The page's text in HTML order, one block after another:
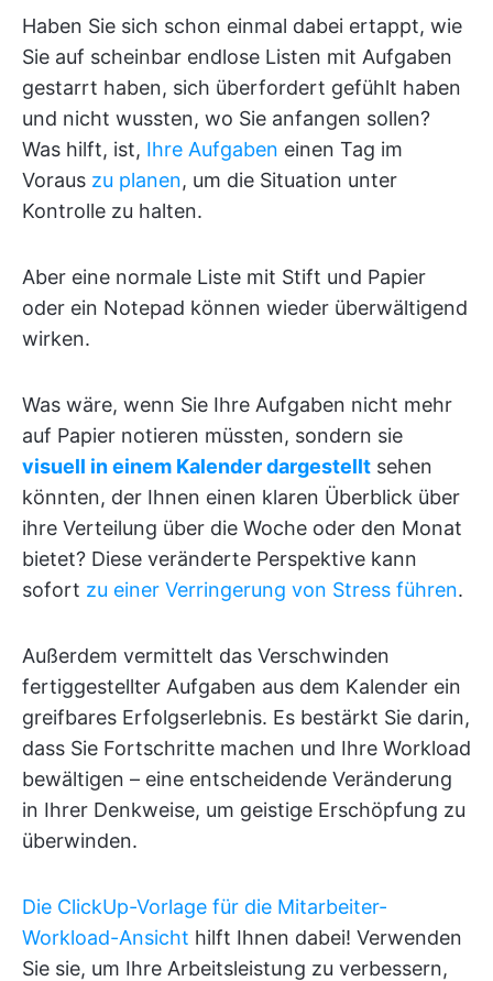
Haben Sie sich schon einmal dabei ertappt, wie
Sie auf scheinbar endlose Listen mit Aufgaben
gestarrt haben, sich überfordert gefühlt haben
und nicht wussten, wo Sie anfangen sollen?
Was hilft, ist, Ihre Aufgaben einen Tag im
Voraus zu planen, um die Situation unter
Kontrolle zu halten.
Aber eine normale Liste mit Stift und Papier
oder ein Notepad können wieder überwältigend
wirken.
Was wäre, wenn Sie Ihre Aufgaben nicht mehr
auf Papier notieren müssten, sondern sie
visuell in einem Kalender dargestellt sehen
könnten, der Ihnen einen klaren Überblick über
ihre Verteilung über die Woche oder den Monat
bietet? Diese veränderte Perspektive kann
sofort zu einer Verringerung von Stress führen.
Außerdem vermittelt das Verschwinden
fertiggestellter Aufgaben aus dem Kalender ein
greifbares Erfolgserlebnis. Es bestärkt Sie darin,
dass Sie Fortschritte machen und Ihre Workload
bewältigen – eine entscheidende Veränderung
in Ihrer Denkweise, um geistige Erschöpfung zu
überwinden.
Die ClickUp-Vorlage für die Mitarbeiter-
Workload-Ansicht hilft Ihnen dabei! Verwenden
Sie sie, um Ihre Arbeitsleistung zu verbessern,